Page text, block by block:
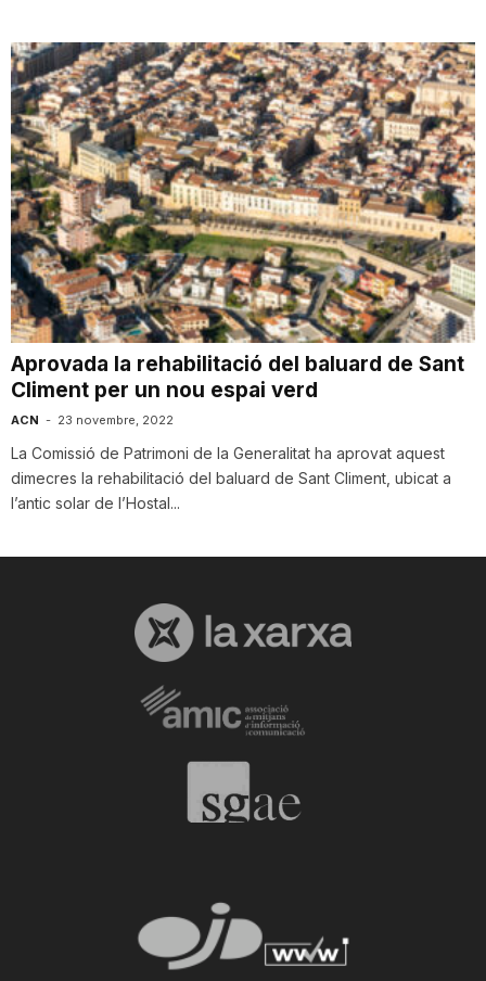
d
e
T
a
r
a
Aprovada la rehabilitació del baluard de Sant
Climent per un nou espai verd
ACN - 23 novembre, 2022
La Comissió de Patrimoni de la Generalitat ha aprovat aquest
dimecres la rehabilitació del baluard de Sant Climent, ubicat a
l’antic solar de l’Hostal...